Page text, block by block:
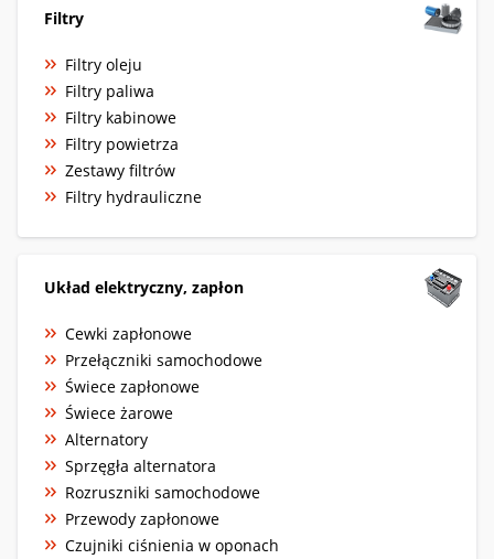
Filtry
Filtry oleju
Filtry paliwa
Filtry kabinowe
Filtry powietrza
Zestawy filtrów
Filtry hydrauliczne
Układ elektryczny, zapłon
Cewki zapłonowe
Przełączniki samochodowe
Świece zapłonowe
Świece żarowe
Alternatory
Sprzęgła alternatora
Rozruszniki samochodowe
Przewody zapłonowe
Czujniki ciśnienia w oponach